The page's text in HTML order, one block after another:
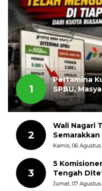
1
Pertamina
SPBU,
Jumat, 07 Agustus
2
Wali Nagari
Semarakkan
dengan
Kamis, 06 Agustus
3
5
Tengah
Kerugian
Jumat, 07 Agustus